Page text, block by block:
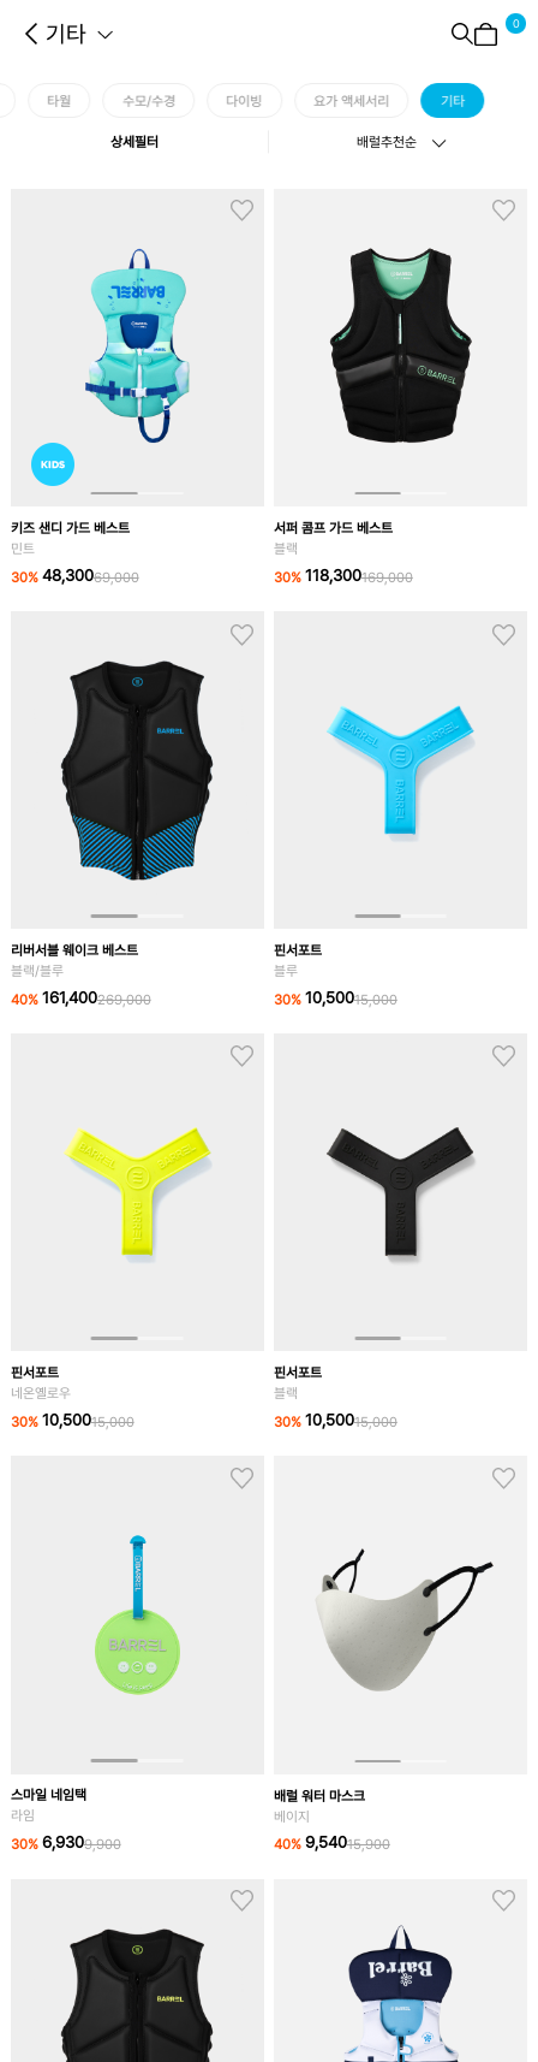
기타 0
타월 수모/수경 다이빙 요가 액세서리 기타
키즈 샌디 가드 베스트
민트
30% 48,30069,000
서퍼 콤프 가드 베스트
블랙
30% 118,300169,000
리버서블 웨이크 베스트
블랙/블루
40% 161,400269,000
핀서포트
블루
30% 10,50015,000
핀서포트
네온옐로우
30% 10,50015,000
핀서포트
블랙
30% 10,50015,000
스마일 네임택
라임
30% 6,9309,900
배럴 워터 마스크
베이지
40% 9,54015,900
상세필터 배럴추천순